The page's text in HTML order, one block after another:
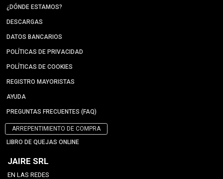
¿DÓNDE ESTAMOS?
DESCARGAS
DATOS BANCARIOS
POLÍTICAS DE PRIVACIDAD
POLÍTICAS DE COOKIES
REGISTRO MAYORISTAS
AYUDA
PREGUNTAS FRECUENTES (FAQ)
ARREPENTIMIENTO DE COMPRA
LIBRO DE QUEJAS ONLINE
JAIRE SRL
EN LAS REDES